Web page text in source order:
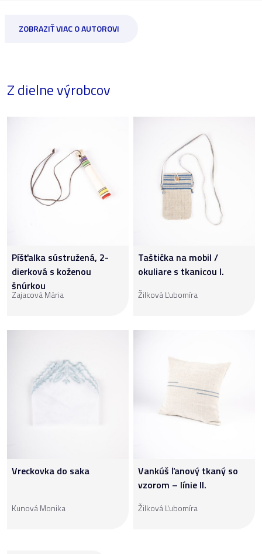
ZOBRAZIŤ VIAC O AUTOROVI
Z dielne výrobcov
Píšťalka sústružená, 2-
dierková s koženou
šnúrkou
Zajacová Mária
Taštička na mobil /
okuliare s tkanicou I.
Žilková Ľubomíra
Vreckovka do saka
Kunová Monika
Vankúš ľanový tkaný so
vzorom – línie II.
Žilková Ľubomíra